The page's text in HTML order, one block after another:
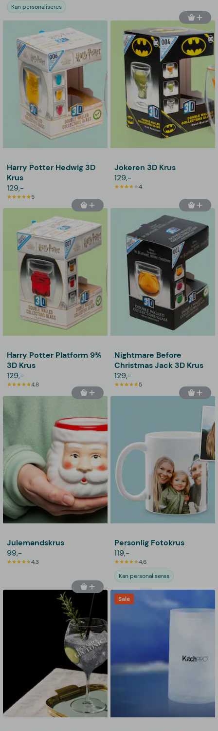
Kan personaliseres
Harry Potter Hedwig 3D
Krus
129,-
5
Jokeren 3D Krus
129,-
4
Harry Potter Platform 9¾
3D Krus
129,-
4,8
Nightmare Before
Christmas Jack 3D Krus
129,-
5
Julemandskrus
99,-
4,3
Personlig Fotokrus
119,-
4,6
Kan personaliseres
Sale